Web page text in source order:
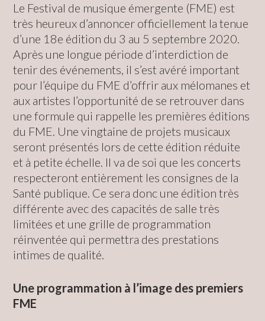
Le Festival de musique émergente (FME) est
très heureux d’annoncer officiellement la tenue
d’une 18e édition du 3 au 5 septembre 2020.
Après une longue période d’interdiction de
tenir des événements, il s’est avéré important
pour l’équipe du FME d’offrir aux mélomanes et
aux artistes l’opportunité de se retrouver dans
une formule qui rappelle les premières éditions
du FME. Une vingtaine de projets musicaux
seront présentés lors de cette édition réduite
et à petite échelle. Il va de soi que les concerts
respecteront entièrement les consignes de la
Santé publique. Ce sera donc une édition très
différente avec des capacités de salle très
limitées et une grille de programmation
réinventée qui permettra des prestations
intimes de qualité.
Une programmation à l’image des premiers
FME